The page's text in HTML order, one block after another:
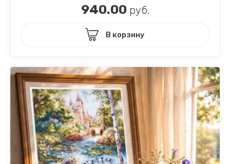
940.00 руб.
В корзину